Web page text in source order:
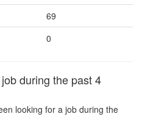
69
0
during the past 4
looking for a job during the